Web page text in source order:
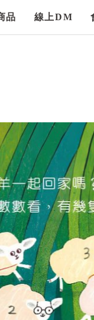
品 線上DM